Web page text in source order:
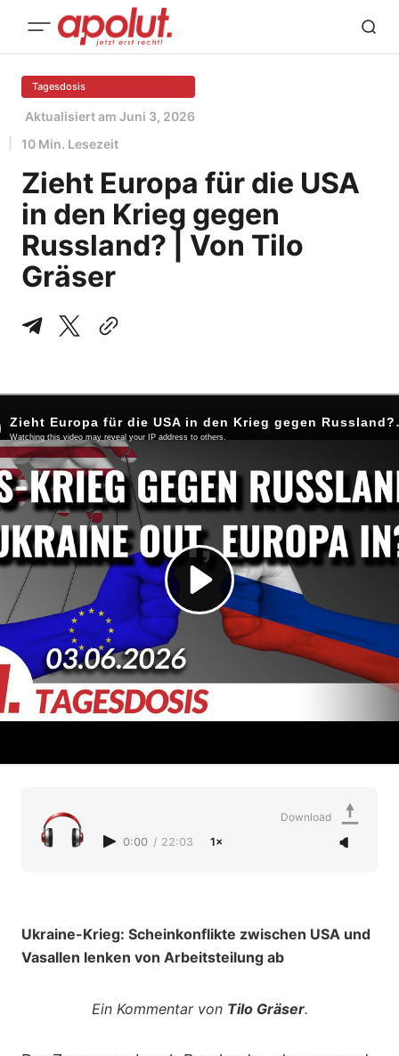
Tagesdosis
Aktualisiert am Juni 3, 2026
10 Min. Lesezeit
Zieht Europa für die USA
in den Krieg gegen
Russland? | Von Tilo
Gräser
0:00 / 22:03 1×
Download
Ukraine-Krieg: Scheinkonflikte zwischen USA und
Vasallen lenken von Arbeitsteilung ab
Ein Kommentar von Tilo Gräser.